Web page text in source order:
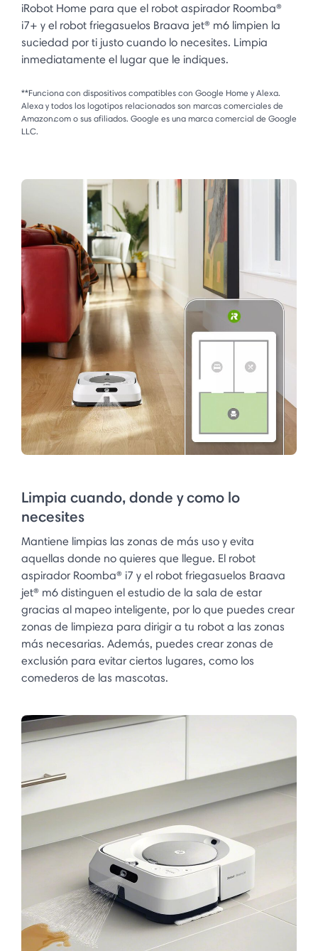
iRobot Home para que el robot aspirador Roomba®
i7+ y el robot friegasuelos Braava jet® m6 limpien la
suciedad por ti justo cuando lo necesites. Limpia
inmediatamente el lugar que le indiques.
**Funciona con dispositivos compatibles con Google Home y Alexa.
Alexa y todos los logotipos relacionados son marcas comerciales de
Amazon.com o sus afiliados. Google es una marca comercial de Google
LLC.
Limpia cuando, donde y como lo
necesites
Mantiene limpias las zonas de más uso y evita
aquellas donde no quieres que llegue. El robot
aspirador Roomba® i7 y el robot friegasuelos Braava
jet® m6 distinguen el estudio de la sala de estar
gracias al mapeo inteligente, por lo que puedes crear
zonas de limpieza para dirigir a tu robot a las zonas
más necesarias. Además, puedes crear zonas de
exclusión para evitar ciertos lugares, como los
comederos de las mascotas.